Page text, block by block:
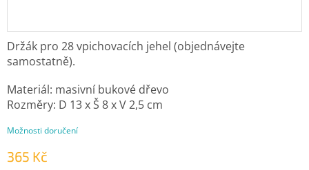
365 Kč
Možnosti doručení
Držák pro 28 vpichovacích jehel (objednávejte
samostatně).
Materiál: masivní bukové dřevo
Rozměry: D 13 x Š 8 x V 2,5 cm